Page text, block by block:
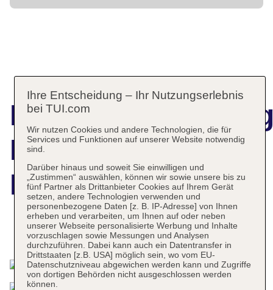
Banff Caribou
Lodge & Spa
Das bietet Ihre Unterkunft
Ihre Entscheidung – Ihr Nutzungserlebnis
bei TUI.com
Wir nutzen Cookies und andere Technologien, die für
Services und Funktionen auf unserer Website notwendig
sind.
Darüber hinaus und soweit Sie einwilligen und
„Zustimmen“ auswählen, können wir sowie unsere bis zu
fünf Partner als Drittanbieter Cookies auf Ihrem Gerät
setzen, andere Technologien verwenden und
personenbezogene Daten [z. B. IP-Adresse] von Ihnen
erheben und verarbeiten, um Ihnen auf oder neben
unserer Webseite personalisierte Werbung und Inhalte
vorzuschlagen sowie Messungen und Analysen
durchzuführen. Dabei kann auch ein Datentransfer in
Drittstaaten [z.B. USA] möglich sein, wo vom EU-
Datenschutzniveau abgewichen werden kann und Zugriffe
von dortigen Behörden nicht ausgeschlossen werden
können.